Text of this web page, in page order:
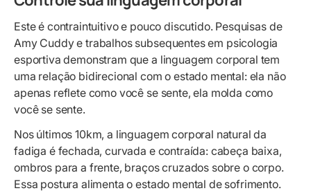
Este é contraintuitivo e pouco discutido. Pesquisas de
Amy Cuddy e trabalhos subsequentes em psicologia
esportiva demonstram que a linguagem corporal tem
uma relação bidirecional com o estado mental: ela não
apenas reflete como você se sente, ela molda como
você se sente.
Nos últimos 10km, a linguagem corporal natural da
fadiga é fechada, curvada e contraída: cabeça baixa,
ombros para a frente, braços cruzados sobre o corpo.
Essa postura alimenta o estado mental de sofrimento.